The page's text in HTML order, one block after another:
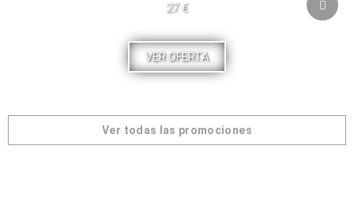
27 €
VER OFERTA
Ver todas las promociones